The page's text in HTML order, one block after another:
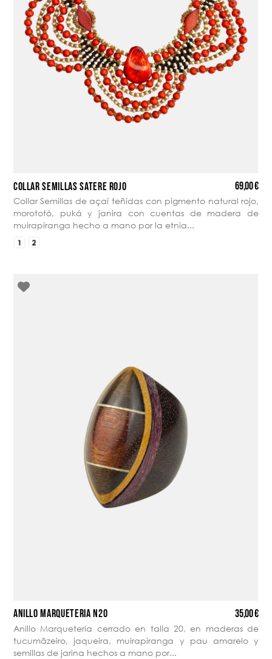
COLLAR SEMILLAS SATERÉ ROJO 69,00 €
Collar Semillas de açaí teñidas con pigmento natural rojo,
morototó, puká y janira con cuentas de madera de
muirapiranga hecho a mano por la etnia...
ANILLO MARQUETERÍA N20 35,00 €
Anillo Marquetería cerrado en talla 20, en maderas de
tucumãzeiro, jaqueira, muirapiranga y pau amarelo y
semillas de jarina hechos a mano por...